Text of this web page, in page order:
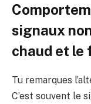
signaux
chaud et le
Tu remarques
C’est souvent le